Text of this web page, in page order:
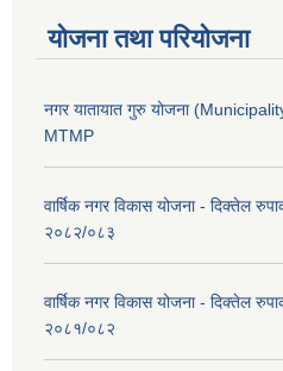
योजना तथा परियोजना
नगर यातायात गुरु योजना
MTMP
वार्षिक नगर विकास योजना - दिक्तेल
२०८२/०८३
वार्षिक नगर विकास योजना - दिक्तेल
२०८१/०८२